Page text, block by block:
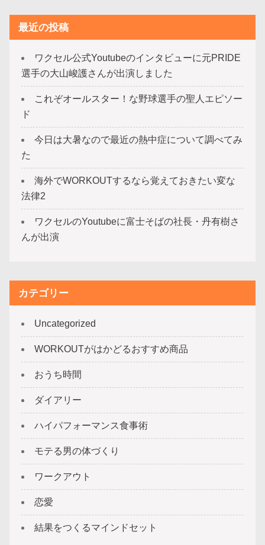
最近の投稿
ワクセル公式Youtubeのインタビューに元PRIDE
選手の大山峻護さんが出演しました
これぞオールスター！な野球選手の聖人エピソー
ド
今日は大暑なので最近の熱中症について調べてみ
た
海外でWORKOUTするなら覚えておきたい変な
法律2
ワクセルのYoutubeに富士そばの社長・丹有樹さ
んが出演
カテゴリー
Uncategorized
WORKOUTがはかどるおすすめ商品
おうち時間
ダイアリー
ハイパフォーマンス食事術
モテる男の体づくり
ワークアウト
恋愛
結果をつくるマインドセット